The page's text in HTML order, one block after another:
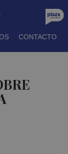
CONTACTO